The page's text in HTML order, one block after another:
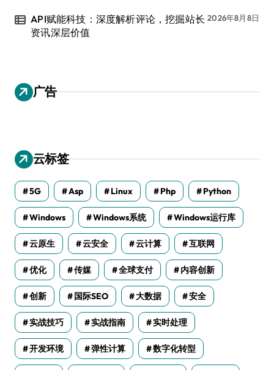
API赋能科技：深度解析评论，挖掘站长
资讯深层价值
2026年8月8日
广告
云标签
5G Asp Linux Php Python
Windows Windows系统 Windows运行库
云原生 云安全 云计算 互联网
优化 传媒 全球支付 内容创新
创新 国际SEO 大数据 安全
实战技巧 实战指南 实时处理
开发环境 弹性计算 数字化转型